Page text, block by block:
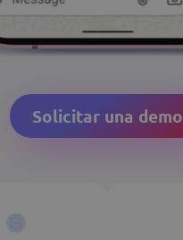
Solicitar una demo